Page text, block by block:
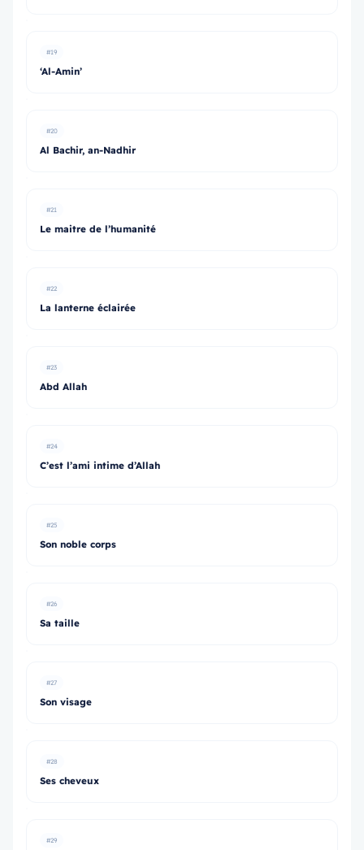
#19
‘Al-Amin’
#20
Al Bachir, an-Nadhir
#21
Le maitre de l’humanité
#22
La lanterne éclairée
#23
Abd Allah
#24
C’est l’ami intime d’Allah
#25
Son noble corps
#26
Sa taille
#27
Son visage
#28
Ses cheveux
#29